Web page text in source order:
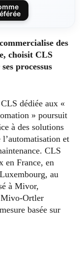
des
choisit CLS
processus
dédiée aux «
» poursuit
à des solutions
et
CLS
en France, en
au
à Mivor,
Mivo-Ortler
basée sur